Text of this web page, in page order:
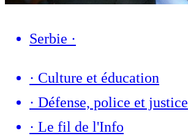
Serbie ·
· Culture et éducation
· Défense, police et justice
· Le fil de l'Info